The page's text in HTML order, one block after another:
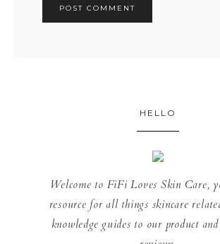
HELLO
Welcome to FiFi Loves Skin Care,
resource for all things skincare
knowledge guides to our product